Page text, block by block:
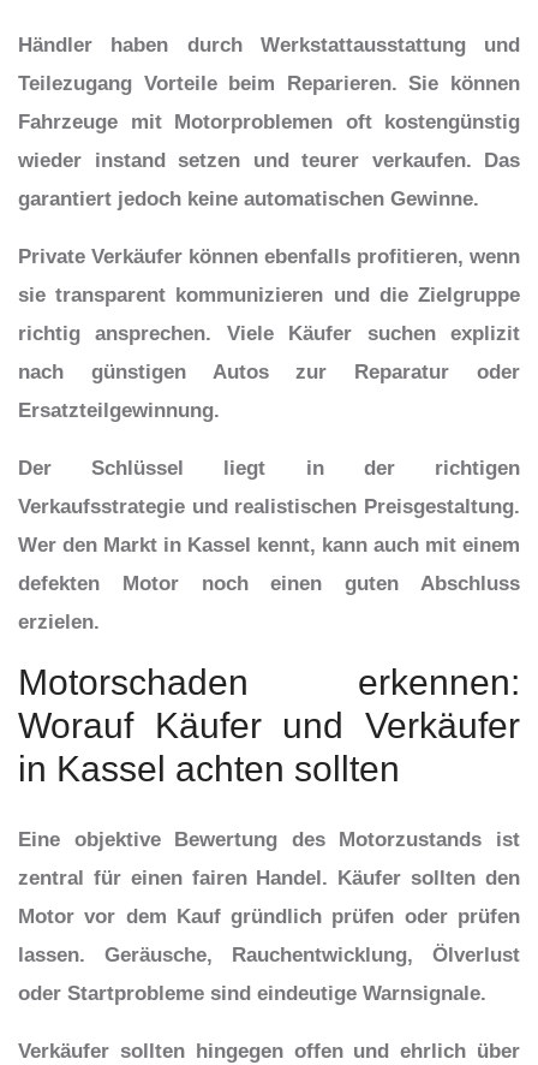
Händler haben durch Werkstattausstattung und
Teilezugang Vorteile beim Reparieren. Sie können
Fahrzeuge mit Motorproblemen oft kostengünstig
wieder instand setzen und teurer verkaufen. Das
garantiert jedoch keine automatischen Gewinne.
Private Verkäufer können ebenfalls profitieren, wenn
sie transparent kommunizieren und die Zielgruppe
richtig ansprechen. Viele Käufer suchen explizit
nach günstigen Autos zur Reparatur oder
Ersatzteilgewinnung.
Der Schlüssel liegt in der richtigen
Verkaufsstrategie und realistischen Preisgestaltung.
Wer den Markt in Kassel kennt, kann auch mit einem
defekten Motor noch einen guten Abschluss
erzielen.
Motorschaden erkennen:
Worauf Käufer und Verkäufer
in Kassel achten sollten
Eine objektive Bewertung des Motorzustands ist
zentral für einen fairen Handel. Käufer sollten den
Motor vor dem Kauf gründlich prüfen oder prüfen
lassen. Geräusche, Rauchentwicklung, Ölverlust
oder Startprobleme sind eindeutige Warnsignale.
Verkäufer sollten hingegen offen und ehrlich über